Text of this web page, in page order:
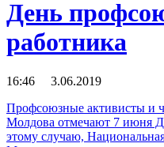
День
работника
16:46 3.06.2019
Профсоюзные активисты и
Молдова отмечают 7 июня
этому случаю,